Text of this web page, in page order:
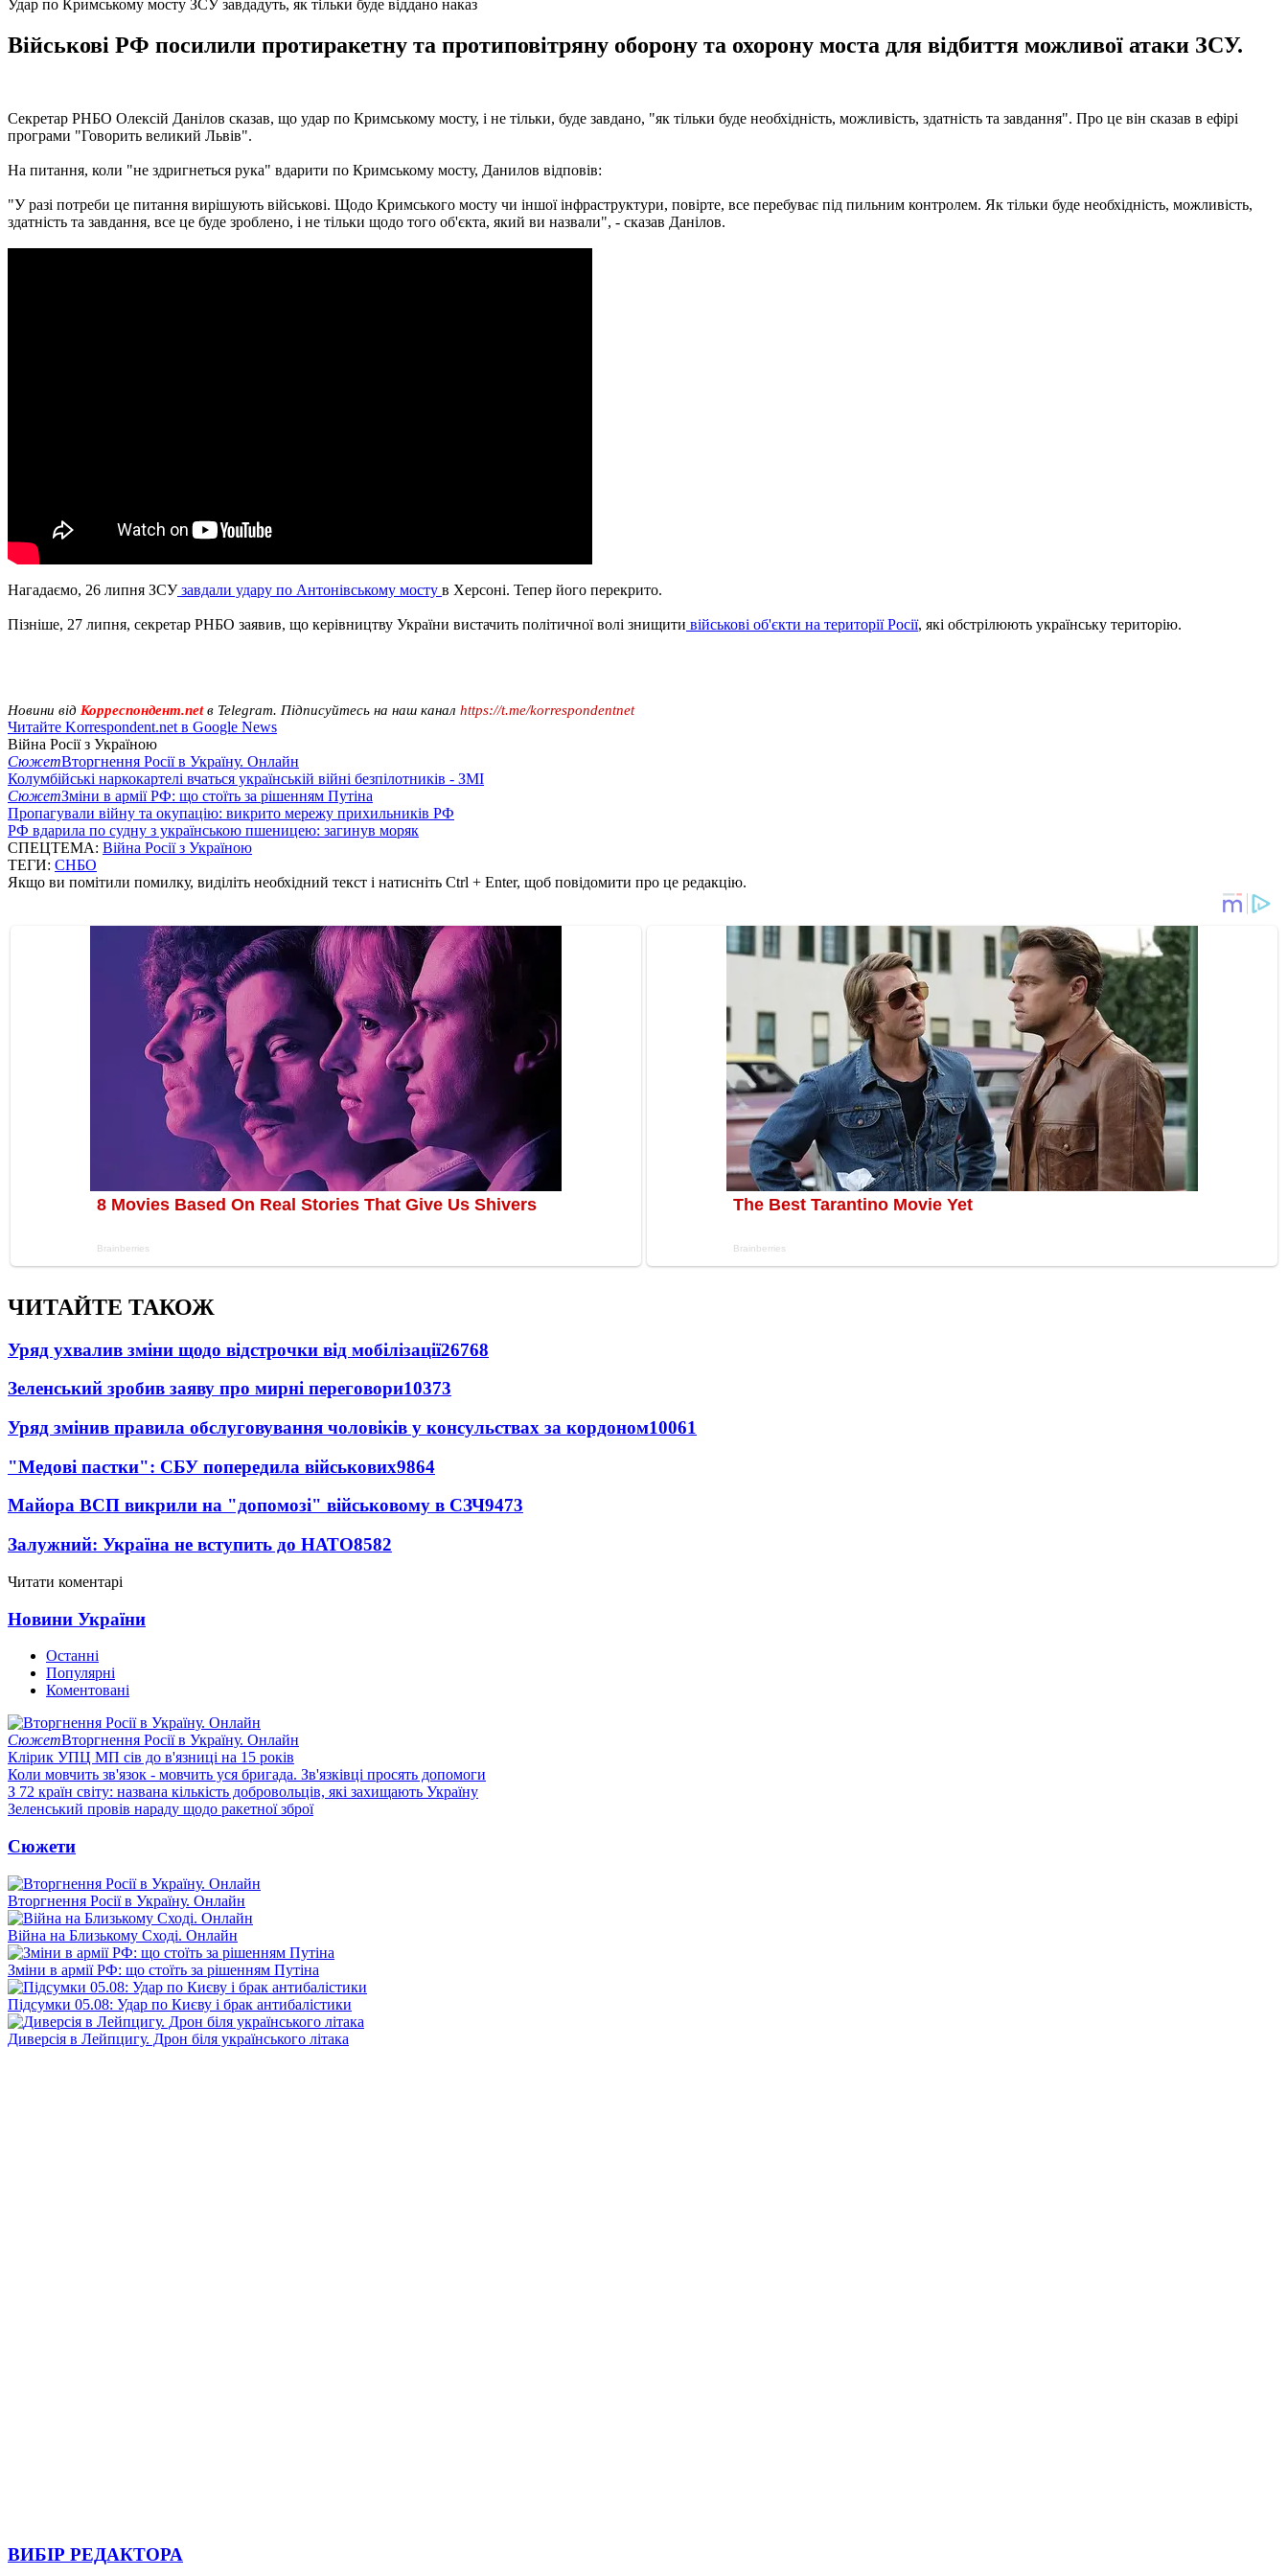
Удар по Кримському мосту ЗСУ завдадуть, як тільки буде віддано наказ
Військові РФ посилили протиракетну та протиповітряну оборону та охорону моста для відбиття можливої атаки ЗСУ.
Секретар РНБО Олексій Данілов сказав, що удар по Кримському мосту, і не тільки, буде завдано, "як тільки буде необхідність, можливість, здатність та завдання". Про це він сказав в ефірі
програми "Говорить великий Львів".
На питання, коли "не здригнеться рука" вдарити по Кримському мосту, Данилов відповів:
"У разі потреби це питання вирішують військові. Щодо Кримського мосту чи іншої інфраструктури, повірте, все перебуває під пильним контролем. Як тільки буде необхідність, можливість,
здатність та завдання, все це буде зроблено, і не тільки щодо того об'єкта, який ви назвали", - сказав Данілов.
Нагадаємо, 26 липня ЗСУзавдали удару по Антонівському мосту в Херсоні. Тепер його перекрито.
Пізніше, 27 липня, секретар РНБО заявив, що керівництву України вистачить політичної волі знищити військові об'єкти на території Росії, які обстрілюють українську територію.
Новини від Корреспондент.netв Telegram. Підписуйтесь на наш канал https://t.me/korrespondentnet
Читайте Korrespondent.net в Google News
Війна Росії з Україною
СюжетВторгнення Росії в Україну. Онлайн
Колумбійські наркокартелі вчаться українській війні безпілотників - ЗМІ
СюжетЗміни в армії РФ: що стоїть за рішенням Путіна
Пропагували війну та окупацію: викрито мережу прихильників РФ
РФ вдарила по судну з українською пшеницею: загинув моряк
СПЕЦТЕМА: Війна Росії з Україною
ТЕГИ: СНБО
Якщо ви помітили помилку, виділіть необхідний текст і натисніть Ctrl + Enter, щоб повідомити про це редакцію.
ЧИТАЙТЕ ТАКОЖ
Уряд ухвалив зміни щодо відстрочки від мобілізації26768
Зеленський зробив заяву про мирні переговори10373
Уряд змінив правила обслуговування чоловіків у консульствах за кордоном10061
"Медові пастки": СБУ попередила військових9864
Майора ВСП викрили на "допомозі" військовому в СЗЧ9473
Залужний: Україна не вступить до НАТО8582
Читати коментарі
Новини України
Останні
Популярні
Коментовані
СюжетВторгнення Росії в Україну. Онлайн
Клірик УПЦ МП сів до в'язниці на 15 років
Коли мовчить зв'язок - мовчить уся бригада. Зв'язківці просять допомоги
З 72 країн світу: названа кількість добровольців, які захищають Україну
Зеленський провів нараду щодо ракетної зброї
Сюжети
Вторгнення Росії в Україну. Онлайн
Війна на Близькому Сході. Онлайн
Зміни в армії РФ: що стоїть за рішенням Путіна
Підсумки 05.08: Удар по Києву і брак антибалістики
Диверсія в Лейпцигу. Дрон біля українського літака
ВИБІР РЕДАКТОРА